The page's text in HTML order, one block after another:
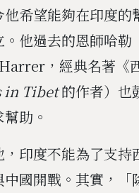
他希望能夠在印度的
他過去的恩師哈勒
，經典名著《
in Tibet的作者）也
助。
，印度不能為了支持
國開戰。其實，「